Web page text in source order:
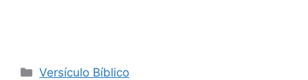
Categorias
Versículo Bíblico